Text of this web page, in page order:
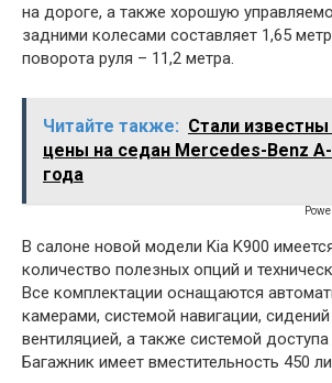
на дороге, а также хорошую
задними колесами составляет 1,65
поворота руля – 11,2 метра.
Читайте также: Стали
цены на седан Mercedes-Benz
года
В салоне новой модели Kia K900
количество полезных опций и
Все комплектации оснащаются
камерами, системой навигации,
вентиляцией, а также системой
Багажник имеет вместительность 450